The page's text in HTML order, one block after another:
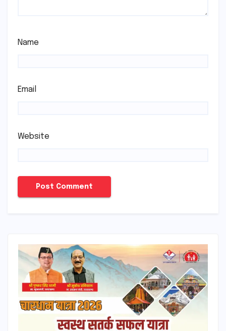
Name
Email
Website